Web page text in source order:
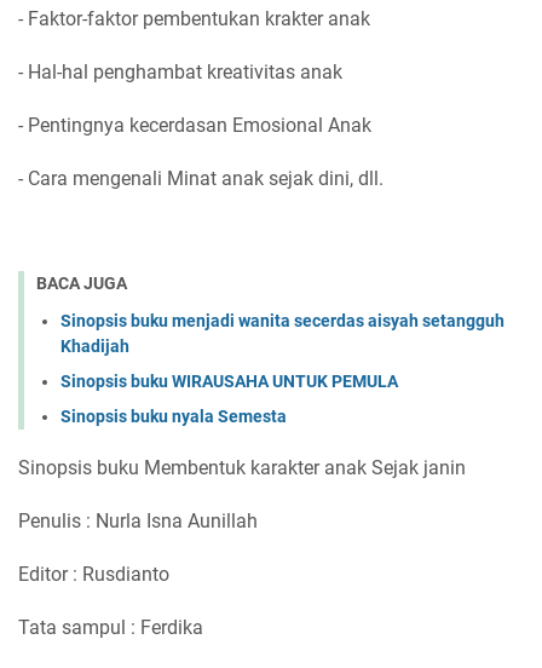
- Faktor-faktor pembentukan krakter anak
- Hal-hal penghambat kreativitas anak
- Pentingnya kecerdasan Emosional Anak
- Cara mengenali Minat anak sejak dini, dll.
BACA JUGA
Sinopsis buku menjadi wanita secerdas aisyah setangguh
Khadijah
Sinopsis buku WIRAUSAHA UNTUK PEMULA
Sinopsis buku nyala Semesta
Sinopsis buku Membentuk karakter anak Sejak janin
Penulis : Nurla Isna Aunillah
Editor : Rusdianto
Tata sampul : Ferdika